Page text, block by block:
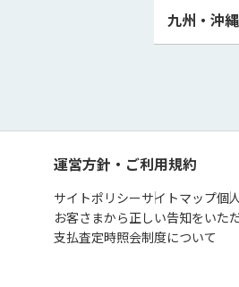
九州・沖
運営方針・ご利用規約
サイトポリシーサイトマップ個
お客さまから正しい告知をいた
支払査定時照会制度について